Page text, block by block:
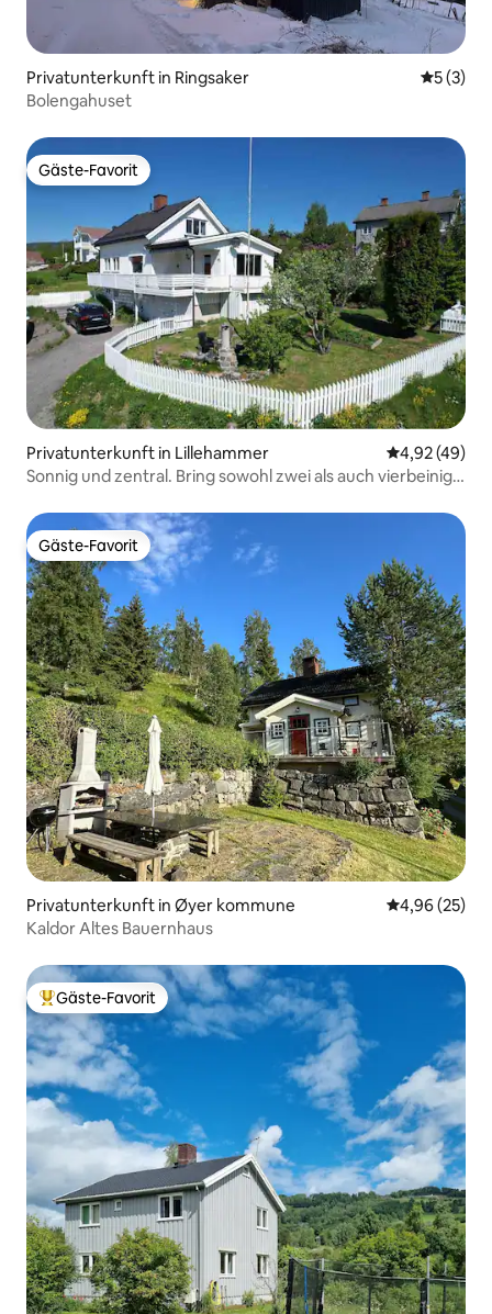
Privatunterkunft in Ringsaker
5 (3)
Bolengahuset
Gäste-Favorit
Gäste-Favorit
Privatunterkunft in Lillehammer
4,92 (49)
Sonnig und zentral. Bring sowohl zwei als auch vierbeinig
Gäste-Favorit
Gäste-Favorit
Privatunterkunft in Øyer kommune
4,96 (25)
Kaldor Altes Bauernhaus
Beliebter Gäste-Favorit.
Gäste-Favorit